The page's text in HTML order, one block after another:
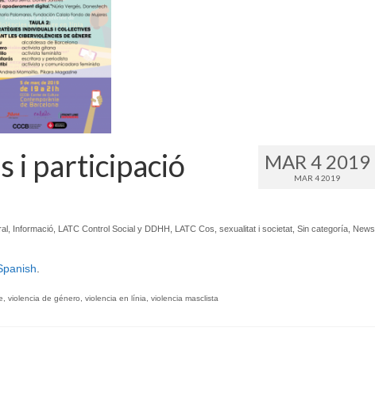
MAR 4 2019
MAR 4 2019
i participació
Informació LATC Control Social y DDHH LATC Cos, sexualitat i societat Sin categoría News
violencia de género violencia en línia violencia masclista